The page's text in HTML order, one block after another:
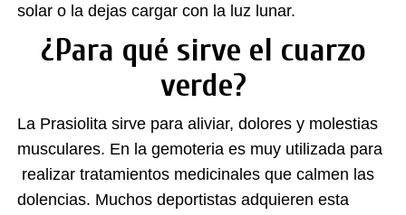
solar o la dejas cargar con la luz lunar.
¿Para qué sirve el cuarzo
verde?
La Prasiolita sirve para aliviar, dolores y molestias
musculares. En la gemoteria es muy utilizada para
realizar tratamientos medicinales que calmen las
dolencias. Muchos deportistas adquieren esta